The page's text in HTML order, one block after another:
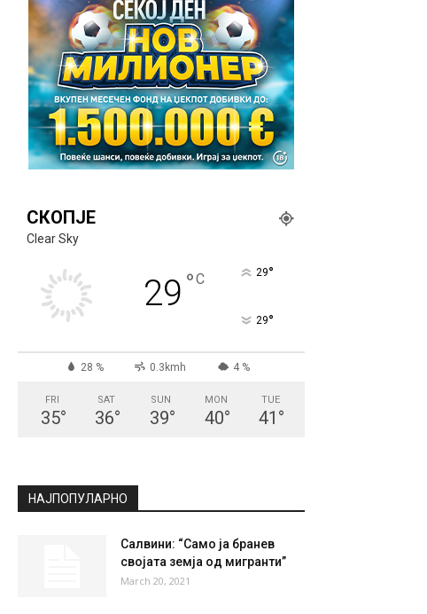
СКОПЈЕ
Clear Sky
29 °C 29°
29°
28 % 0.3kmh 4 %
FRI
35°
SAT
36°
SUN
39°
MON
40°
TUE
41 °
НАЈПОПУЛАРНО
Салвини: “Само ја бранев
својата земја од мигранти”
March 20, 2021